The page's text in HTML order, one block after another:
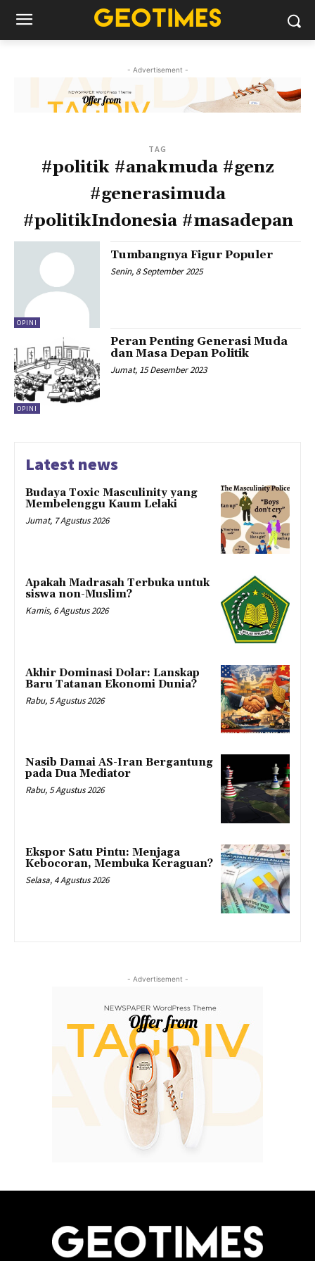
- Advertisement -
TAG
#politik #anakmuda #genz
#generasimuda
#politikIndonesia #masadepan
OPINI
Tumbangnya Figur Populer
Senin, 8 September 2025
OPINI
Peran Penting Generasi Muda
dan Masa Depan Politik
Jumat, 15 Desember 2023
Latest news
Budaya Toxic Masculinity yang
Membelenggu Kaum Lelaki
Jumat, 7 Agustus 2026
Apakah Madrasah Terbuka untuk
siswa non-Muslim?
Kamis, 6 Agustus 2026
Akhir Dominasi Dolar: Lanskap
Baru Tatanan Ekonomi Dunia?
Rabu, 5 Agustus 2026
Nasib Damai AS-Iran Bergantung
pada Dua Mediator
Rabu, 5 Agustus 2026
Ekspor Satu Pintu: Menjaga
Kebocoran, Membuka Keraguan?
Selasa, 4 Agustus 2026
- Advertisement -